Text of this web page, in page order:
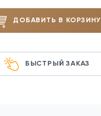
ДОБАВИТЬ В КОРЗИНУ
БЫСТРЫЙ ЗАКАЗ